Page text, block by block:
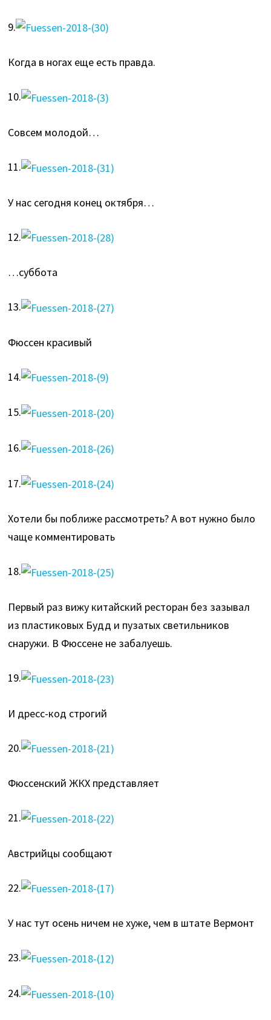
9.
Когда в ногах еще есть правда.
10.
Совсем молодой…
11.
У нас сегодня конец октября…
12.
…суббота
13.
Фюссен красивый
14.
15.
16.
17.
Хотели бы поближе рассмотреть? А вот нужно было
чаще комментировать
18.
Первый раз вижу китайский ресторан без зазывал
из пластиковых Будд и пузатых светильников
снаружи. В Фюссене не забалуешь.
19.
И дресс-код строгий
20.
Фюссенский ЖКХ представляет
21.
Австрийцы сообщают
22.
У нас тут осень ничем не хуже, чем в штате Вермонт
23.
24.